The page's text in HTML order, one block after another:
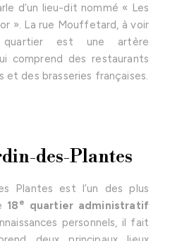
d’un lieu-dit nommé « Les
». La rue Mouffetard, à voir
est une artère
comprend des restaurants
et des brasseries françaises.
des-Plantes
Plantes est l’un des plus
18 e
quartier administratif
personnels, il fait